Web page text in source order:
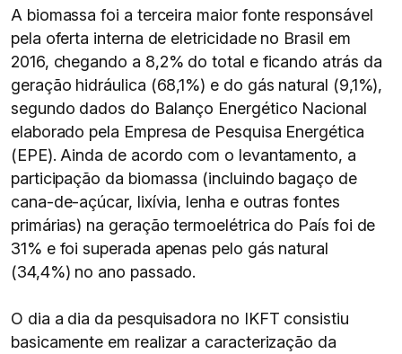
A biomassa foi a terceira maior fonte responsável
pela oferta interna de eletricidade no Brasil em
2016, chegando a 8,2% do total e ficando atrás da
geração hidráulica (68,1%) e do gás natural (9,1%),
segundo dados do Balanço Energético Nacional
elaborado pela Empresa de Pesquisa Energética
(EPE). Ainda de acordo com o levantamento, a
participação da biomassa (incluindo bagaço de
cana-de-açúcar, lixívia, lenha e outras fontes
primárias) na geração termoelétrica do País foi de
31% e foi superada apenas pelo gás natural
(34,4%) no ano passado.
O dia a dia da pesquisadora no IKFT consistiu
basicamente em realizar a caracterização da